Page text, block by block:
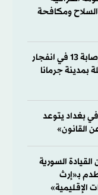
ومكافحة
مقتل شخصين وإصابة 13 في انفجار
بمدينة جرمانا
بغداد يتوعد
القانون»
السورية
بـ«إرث
الإقليمية»